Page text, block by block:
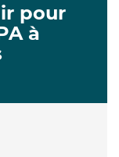
pour
à